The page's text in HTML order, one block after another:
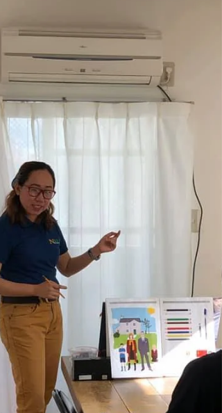
グホリデイで来ているフランス人女性（1ヶ月滞在）、
滞在のマイク（アメリカ）、 そして10日ずつ滞在される
モートワークの方など。 今のわたしの役目は、宿屋のお
みさんというよりマンションの管理人さんか学生寮の寮
さん...